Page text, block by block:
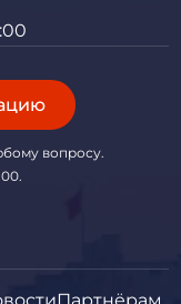
вопросу.